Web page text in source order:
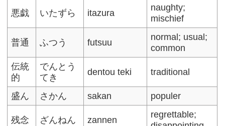
悪戯 いたずら itazura
naughty;
mischief
普通 ふつう futsuu
normal; usual;
common
伝統
的
でんとう
てき
dentou teki traditional
盛ん さかん sakan populer
残念 ざんねん zannen
regrettable;